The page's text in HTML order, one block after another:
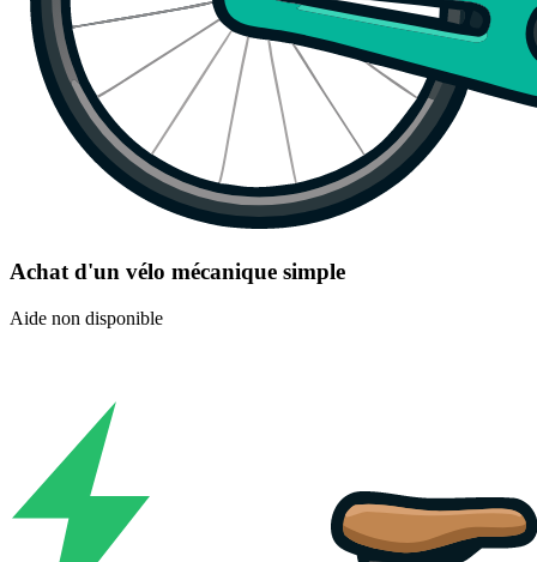
Achat d'un vélo mécanique simple
Aide non disponible